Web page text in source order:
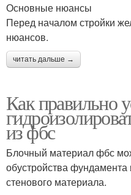
Основные нюансы
Перед началом стройки
нюансов.
читать дальше →
Как правильно
из фбс
Блочный материал фбс
обустройства
стенового материала.